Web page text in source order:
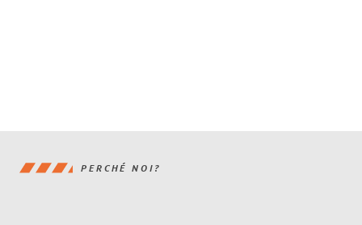
PERCHÉ NOI?